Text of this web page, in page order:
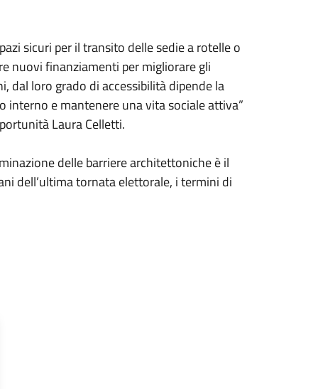
sicuri per il transito delle sedie a rotelle o
nuovi finanziamenti per migliorare gli
dal loro grado di accessibilità dipende la
interno e mantenere una vita sociale attiva”
Laura Celletti.
delle barriere architettoniche è il
dell’ultima tornata elettorale, i termini di